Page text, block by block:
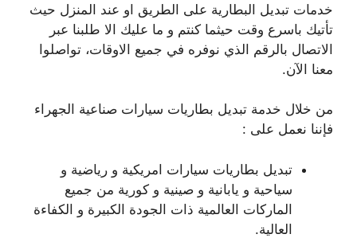
خدمات تبديل البطارية على الطريق او عند المنزل حيث
تأتيك باسرع وقت حيثما كنتم و ما عليك الا طلبنا عبر
الاتصال بالرقم الذي نوفره في جميع الاوقات، تواصلوا
معنا الآن.
من خلال خدمة تبديل بطاريات سيارات صناعية الجهراء
فإننا نعمل على :
تبديل بطاريات سيارات امريكية و رياضية و
سياحية و يابانية و صينية و كورية من جميع
الماركات العالمية ذات الجودة الكبيرة و الكفاءة
العالية.